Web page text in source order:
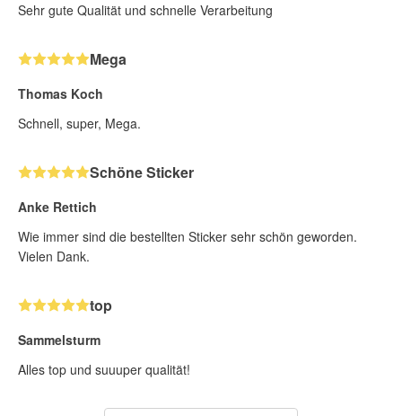
Sehr gute Qualität und schnelle Verarbeitung
Mega
Thomas Koch
Schnell, super, Mega.
Schöne Sticker
Anke Rettich
Wie immer sind die bestellten Sticker sehr schön geworden.
Vielen Dank.
top
Sammelsturm
Alles top und suuuper qualität!